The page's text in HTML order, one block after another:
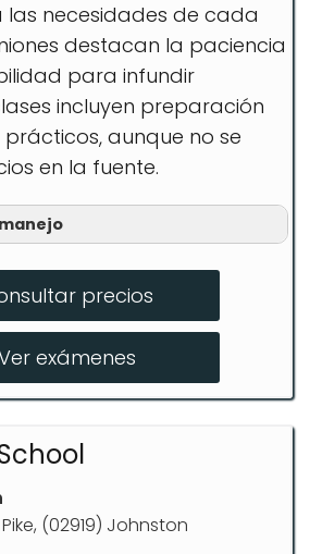
necesidades de cada
destacan la paciencia
para infundir
incluyen preparación
aunque no se
en la fuente.
para examen práctico
conductores
precios
exámenes
Pike, (02919) Johnston